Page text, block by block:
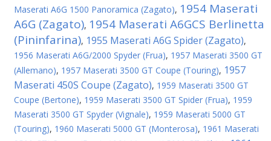
Maserati A6G 1500 Panoramica (Zagato), 1954 Maserati
A6G (Zagato), 1954 Maserati A6GCS Berlinetta
(Pininfarina), 1955 Maserati A6G Spider (Zagato),
1956 Maserati A6G/2000 Spyder (Frua), 1957 Maserati 3500 GT
(Allemano), 1957 Maserati 3500 GT Coupe (Touring), 1957
Maserati 450S Coupe (Zagato), 1959 Maserati 3500 GT
Coupe (Bertone), 1959 Maserati 3500 GT Spider (Frua), 1959
Maserati 3500 GT Spyder (Vignale), 1959 Maserati 5000 GT
(Touring), 1960 Maserati 5000 GT (Monterosa), 1961 Maserati